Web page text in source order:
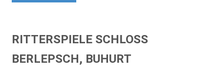
RITTERSPIELE SCHLOSS
BERLEPSCH, BUHURT